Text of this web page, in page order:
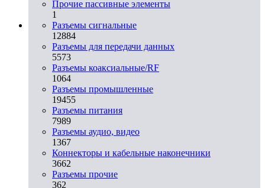
Прочие пассивные элементы
1
Разъeмы сигнальные
12884
Разъeмы для передачи данных
5573
Разъeмы коаксиальные/RF
1064
Разъeмы промышленные
19455
Разъeмы питания
7989
Разъeмы аудио, видео
1367
Коннекторы и кабельные наконечники
3662
Разъeмы прочие
362